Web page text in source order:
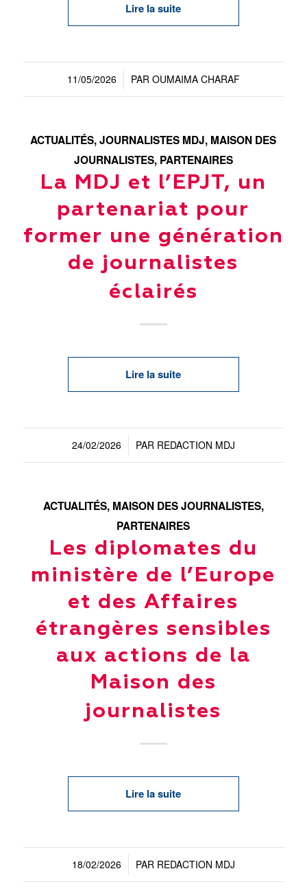
Lire la suite
11/05/2026
/ PAR OUMAIMA CHARAF
ACTUALITÉS,JOURNALISTES MDJ, MAISON DES
JOURNALISTES, PARTENAIRES
La MDJ et l’EPJT, un
partenariat pour
former une génération
de journalistes
éclairés
Lire la suite
24/02/2026
/ PAR REDACTION MDJ
ACTUALITÉS, MAISON DES JOURNALISTES,
PARTENAIRES
Les diplomates du
ministère de l’Europe
et des Affaires
étrangères sensibles
aux actions de la
Maison des
journalistes
Lire la suite
18/02/2026
/ PAR REDACTION MDJ